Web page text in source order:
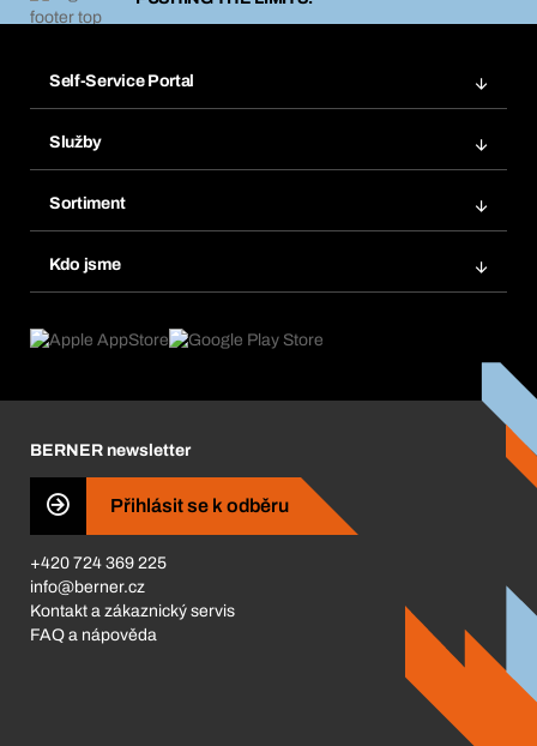
Self-Service Portal
Oblíbené
Opakované objednávky
Automatické objednávky
Služby
Chemická databáze
eProcurement
Produktový poradce
Sortiment
Kdo jsme
Co nás pohání
BERNER Obchod
ISO Certifikáty
Business Conduct
BERNER newsletter
Přihlásit se k odběru
+420 724 369 225
info@berner.cz
Kontakt a zákaznický servis
FAQ a nápověda